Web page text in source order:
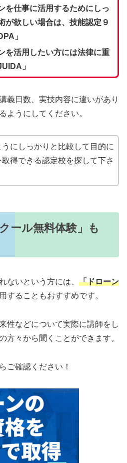
を仕事に活用するためにしっ
が欲しい場合は、技能認定９
」
を活用したい方には法律に重
」
義日数、実技内容に違いがあり
ようにしてください。
にしっかりと比較して目的に
得できる認定校を探して下さ
ール無料体験」も
ないという方には、 「ドローン
することもおすすめです。
性などについて実際に講師をし
方々から聞くことができます。
ご確認ください！